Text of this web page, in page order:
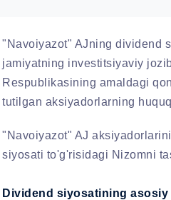
"Navoiyazot" AJning dividend
jamiyatning investitsiyaviy
Respublikasining amaldagi
tutilgan aksiyadorlarning
"Navoiyazot" AJ
siyosati to'g'risidagi Nizomni
Dividend siyosatining